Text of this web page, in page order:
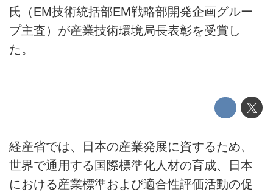
氏（EM技術統括部EM戦略部開発企画グルー
プ主査）が産業技術環境局長表彰を受賞し
た。
経産省では、日本の産業発展に資するため、
世界で通用する国際標準化人材の育成、日本
における産業標準および適合性評価活動の促